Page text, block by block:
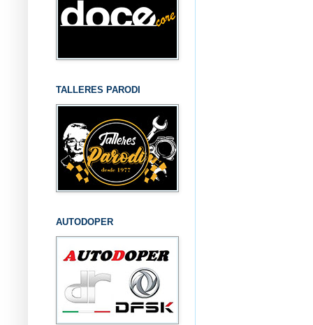
TALLERES PARODI
AUTODOPER